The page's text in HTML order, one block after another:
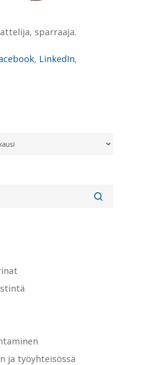
sparraaja.
, LinkedIn,
ja työyhteisössä